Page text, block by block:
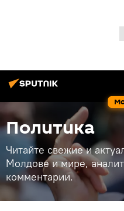
Политика
Читайте свежие и
Молдове и мире,
комментарии.